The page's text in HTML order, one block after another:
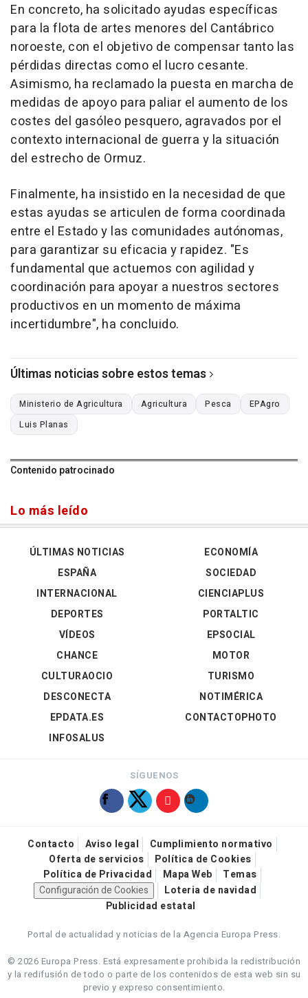
En concreto, ha solicitado ayudas específicas
para la flota de artes menores del Cantábrico
noroeste, con el objetivo de compensar tanto las
pérdidas directas como el lucro cesante.
Asimismo, ha reclamado la puesta en marcha de
medidas de apoyo para paliar el aumento de los
costes del gasóleo pesquero, agravados por el
contexto internacional de guerra y la situación
del estrecho de Ormuz.
Finalmente, ha insistido en la necesidad de que
estas ayudas se articulen de forma coordinada
entre el Estado y las comunidades autónomas,
para garantizar su eficacia y rapidez. "Es
fundamental que actuemos con agilidad y
coordinación para apoyar a nuestros sectores
productivos en un momento de máxima
incertidumbre", ha concluido.
Últimas noticias sobre estos temas
Ministerio de Agricultura Agricultura Pesca
EPAgro
Luis Planas
Contenido patrocinado
Lo más leído
ÚLTIMAS NOTICIAS
ESPAÑA
INTERNACIONAL
DEPORTES
VÍDEOS
ECONOMÍA
SOCIEDAD
CIENCIAPLUS
PORTALTIC
EPSOCIAL
CHANCE
CULTURAOCIO
DESCONECTA
EPDATA.ES
INFOSALUS
MOTOR
TURISMO
NOTIMÉRICA
CONTACTOPHOTO
SÍGUENOS
Contacto Aviso legal
Cumplimiento normativo
Oferta de servicios
Política de Cookies
Política de Privacidad
Mapa Web
Temas
Configuración de Cookies
Loteria de navidad
Publicidad estatal
Portal de actualidad y noticias de la Agencia Europa Press.
© 2026 Europa Press. Está expresamente prohibida la redistribución
y la redifusión de todo o parte de los contenidos de esta web sin su
previo y expreso consentimiento.